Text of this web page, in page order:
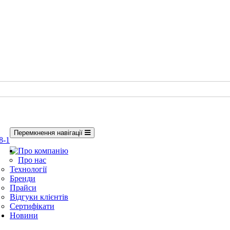
1
Перемкнення навігації
Про компанію
Про нас
Технології
Бренди
Прайси
Відгуки клієнтів
Сертифікати
Новини